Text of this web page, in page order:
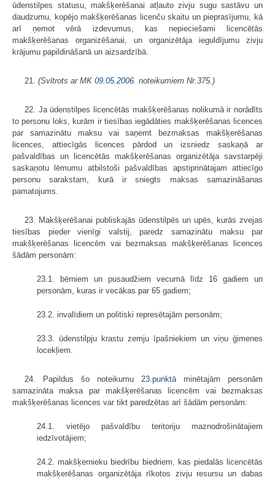
ūdenstilpes statusu, makšķerēšanai atļauto zivju sugu sastāvu un
daudzumu, kopējo makšķerēšanas licenču skaitu un pieprasījumu, kā
arī ņemot vērā izdevumus, kas nepieciešami licencētās
makšķerēšanas organizēšanai, un organizētāja ieguldījumu zivju
krājumu papildināšanā un aizsardzībā.
21. (Svītrots ar MK 09.05.2006. noteikumiem Nr.375.)
22. Ja ūdenstilpes licencētās makšķerēšanas nolikumā ir norādīts
to personu loks, kurām ir tiesības iegādāties makšķerēšanas licences
par samazinātu maksu vai saņemt bezmaksas makšķerēšanas
licences, attiecīgās licences pārdod un izsniedz saskaņā ar
pašvaldības un licencētās makšķerēšanas organizētāja savstarpēji
saskaņotu lēmumu atbilstoši pašvaldības apstiprinātajam attiecīgo
personu sarakstam, kurā ir sniegts maksas samazināšanas
pamatojums.
23. Makšķerēšanai publiskajās ūdenstilpēs un upēs, kurās zvejas
tiesības pieder vienīgi valstij, paredz samazinātu maksu par
makšķerēšanas licencēm vai bezmaksas makšķerēšanas licences
šādām personām:
23.1. bērniem un pusaudžiem vecumā līdz 16 gadiem un
personām, kuras ir vecākas par 65 gadiem;
23.2. invalīdiem un politiski represētajām personām;
23.3. ūdenstilpju krastu zemju īpašniekiem un viņu ģimenes
locekļiem.
24. Papildus šo noteikumu 23.punktāminētajām personām
samazināta maksa par makšķerēšanas licencēm vai bezmaksas
makšķerēšanas licences var tikt paredzētas arī šādām personām:
24.1. vietējo pašvaldību teritoriju maznodrošinātajiem
iedzīvotājiem;
24.2. makšķernieku biedrību biedriem, kas piedalās licencētās
makšķerēšanas organizētāja rīkotos zivju resursu un dabas